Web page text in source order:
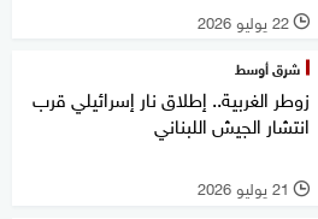
l 22 يوليو 2026
شرق أوسط
زوطر الغربية.. إطلاق نار إسرائيلي قرب
انتشار الجيش اللبناني
l 21 يوليو 2026